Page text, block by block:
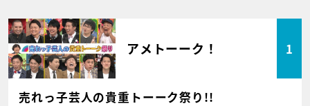
アメトーーク！ 1
売れっ子芸人の貴重トーーク祭り!!